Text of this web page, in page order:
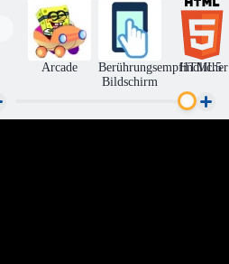
Arcade
Berührungsempfindlicher
Bildschirm
HTML5